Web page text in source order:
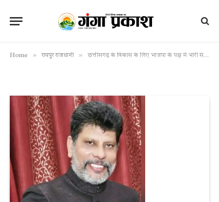
Home » रायपुर राजधानी » छत्तीसगढ़ के विकास के लिए भाजपा के पक्ष में भारी संख्या में स्वस्फूर्त मतदान किया है – किरण सिंह देव